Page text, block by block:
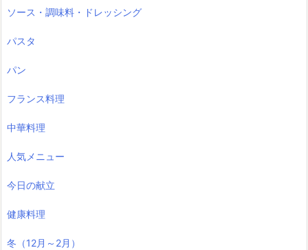
ソース・調味料・ドレッシング
パスタ
パン
フランス料理
中華料理
人気メニュー
今日の献立
健康料理
冬（12月～2月）